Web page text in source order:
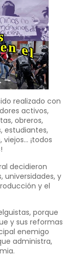
realizado con
activos,
obreros,
estudiantes,
¡todos
decidieron
universidades, y
y el
porque
y sus reformas
enemigo
administra,